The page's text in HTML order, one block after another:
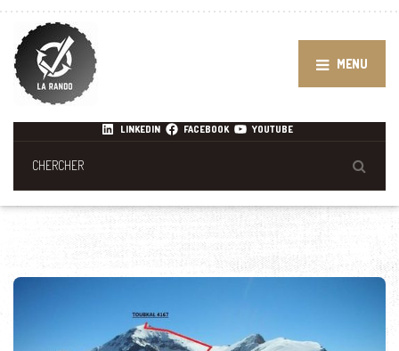
MENU
LINKEDIN FACEBOOK YOUTUBE